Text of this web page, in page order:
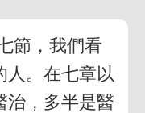
節，我們看
人。在七章以
治，多半是醫